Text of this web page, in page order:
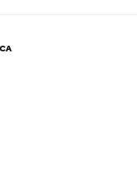
в высоком
не нужна —
логотипа без